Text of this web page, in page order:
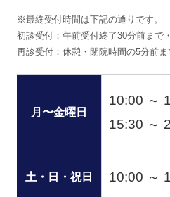
※最終受付時間は下記の通りです。
初診受付：午前受付終了30分前まで
再診受付：休憩・閉院時間の5分前ま
月〜金曜日
10:00 ～
15:30 ～
土・日・祝日 10:00 ～